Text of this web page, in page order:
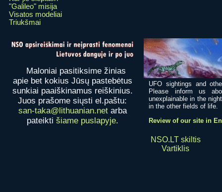
"Galileo" misija
Visatos modeliai
Triukšmai
Maloniai pasitiksime žinias
apie bet kokius Jūsų pastebėtus
sunkiai paaiškinamus reiškinius.
Juos prašome siųsti el.paštu:
san-taka@lithuanian.netarba
pateikti šiame puslapyje.
UFO sightings and
Please inform us
unexplainable in the
in the other fields of life.
Review of our site in
NSO.LT skiltis
Vartiklis